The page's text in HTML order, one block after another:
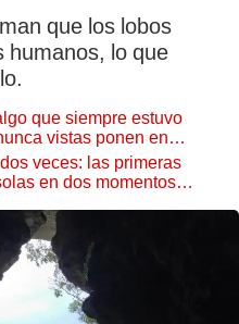
que los lobos
humanos, lo que
que siempre estuvo
vistas ponen en
veces: las primeras
en dos momentos